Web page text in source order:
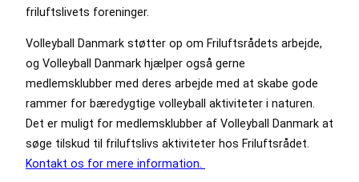
friluftslivets foreninger.
Volleyball Danmark støtter op om Friluftsrådets arbejde,
og Volleyball Danmark hjælper også gerne
medlemsklubber med deres arbejde med at skabe gode
rammer for bæredygtige volleyball aktiviteter i naturen.
Det er muligt for medlemsklubber af Volleyball Danmark at
søge tilskud til friluftslivs aktiviteter hos Friluftsrådet.
Kontakt os for mere information.